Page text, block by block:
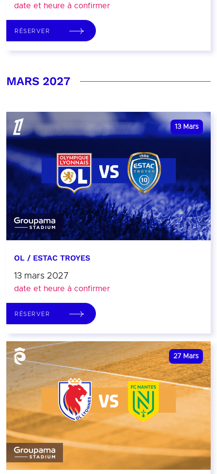
date et heure à confirmer
RÉSERVER
MARS 2027
13 Mars
OL / ESTAC TROYES
13 mars 2027
date et heure à confirmer
RÉSERVER
27 Mars